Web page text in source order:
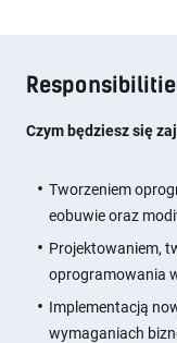
Czym będziesz się
Tworzeniem
eobuwie oraz
Projektowaniem,
oprogramowania
Implementacją
wymaganiach